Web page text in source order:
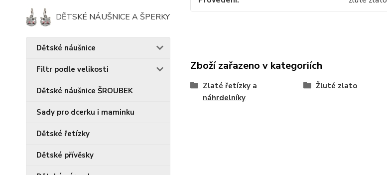
DĚTSKÉ NÁUŠNICE A ŠPERKY
Dětské náušnice
Filtr podle velikosti
Dětské náušnice ŠROUBEK
Sady pro dcerku i maminku
Dětské řetízky
Dětské přívěsky
Zboží zařazeno v kategoriích
Zlaté řetízky a
náhrdelníky
Žluté zlato